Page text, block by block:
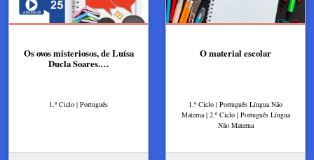
Os ovos misteriosos, de Luísa
Ducla Soares.…
1.º Ciclo | Português
O material escolar
1.º Ciclo | Português Língua Não
Materna | 2.º Ciclo | Português Língua
Não Materna